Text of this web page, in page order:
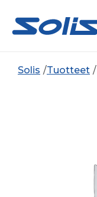
Solis Tuotteet